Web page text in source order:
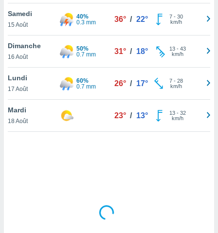
votre
à
en
le
Samedi
15 Août
40%
0.3 mm
36° / 22° 7- 30
km/h
Dimanche
16 Août
50%
0.7 mm
31° / 18° 13- 43
km/h
Lundi
17 Août
60%
0.7 mm
26° / 17° 7- 28
km/h
Mardi
18 Août
23° / 13° 13- 32
km/h